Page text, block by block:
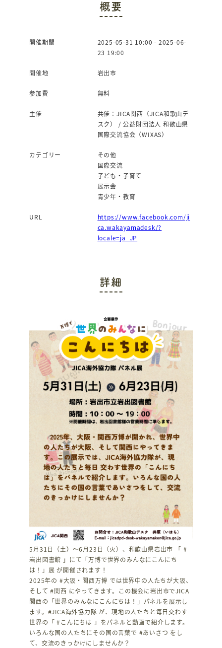
o
概要
開催期間
2025-05-31 10:00 - 2025-06-
23 19:00
開催地 岩出市
参加費 無料
主催
共催：JICA関西（JICA和歌山デ
スク） / 公益財団法人 和歌山県
国際交流協会（WIXAS）
カテゴリー
その他
国際交流
子ども・子育て
展示会
青少年・教育
URL
https://www.facebook.com/ji
ca.wakayamadesk/?
locale=ja_JP
詳細
5月31日（土）～6月23日（火）、和歌山県岩出市 「 #
岩出図書館 」にて「万博で世界のみんなにこんにち
は！」展 が開催されます！
2025年の #大阪・関西万博 では世界中の人たちが大阪、
そして #関西 にやってきます。この機会に岩出市でJICA
関西の「世界のみんなにこんにちは！」パネルを展示し
ます。#JICA海外協力隊 が、現地の人たちと毎日交わす
世界の「 #こんにちは 」をパネルと動画で紹介します。
いろんな国の人たちにその国の言葉で #あいさつ をし
て、交流のきっかけにしませんか？